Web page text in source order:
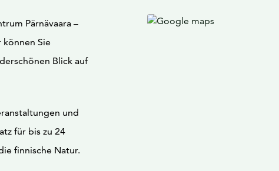
Pärnävaara –
Sie
Blick auf
und
für bis zu 24
finnische Natur.